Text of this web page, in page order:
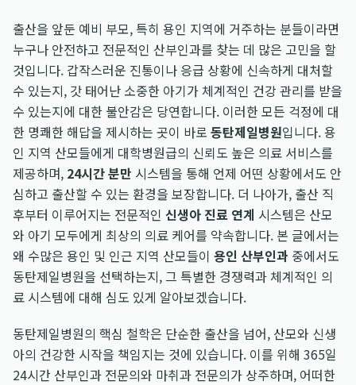
출산을 앞둔 예비 부모, 특히 용인 지역에 거주하는 분들이라면
누구나 안전하고 전문적인 산부인과를 찾는 데 많은 고민을 할
것입니다. 갑작스러운 진통이나 응급 상황에 신속하게 대처할
수 있는지, 갓 태어난 소중한 아기가 체계적인 건강 관리를 받을
수 있는지에 대한 불안감은 당연합니다. 이러한 모든 걱정에 대
한 명쾌한 해답을 제시하는 곳이 바로 동탄제일병원입니다. 용
인 지역 산모들에게 대학병원급의 신뢰도 높은 의료 서비스를
제공하며, 24시간 분만 시스템을 통해 언제 어떤 상황에서도 안
심하고 출산할 수 있는 환경을 보장합니다. 더 나아가, 출산 직
후부터 이루어지는 전문적인 신생아 진료 연계 시스템은 산모
와 아기 모두에게 최상의 의료 케어를 약속합니다. 본 글에서는
왜 수많은 용인 및 인근 지역 산모들이 용인 산부인과 중에서도
동탄제일병원을 선택하는지, 그 특별한 경쟁력과 체계적인 의
료 시스템에 대해 심도 있게 알아보겠습니다.
동탄제일병원의 핵심 철학은 단순한 출산을 넘어, 산모와 신생
아의 건강한 시작을 책임지는 것에 있습니다. 이를 위해 365일
24시간 산부인과 전문의와 마취과 전문의가 상주하며, 어떠한